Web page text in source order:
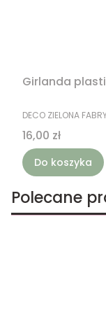
Girlanda
PRODUCENT
DECO ZIELONA
Cena
16,00 zł
Do koszyka
Polecane